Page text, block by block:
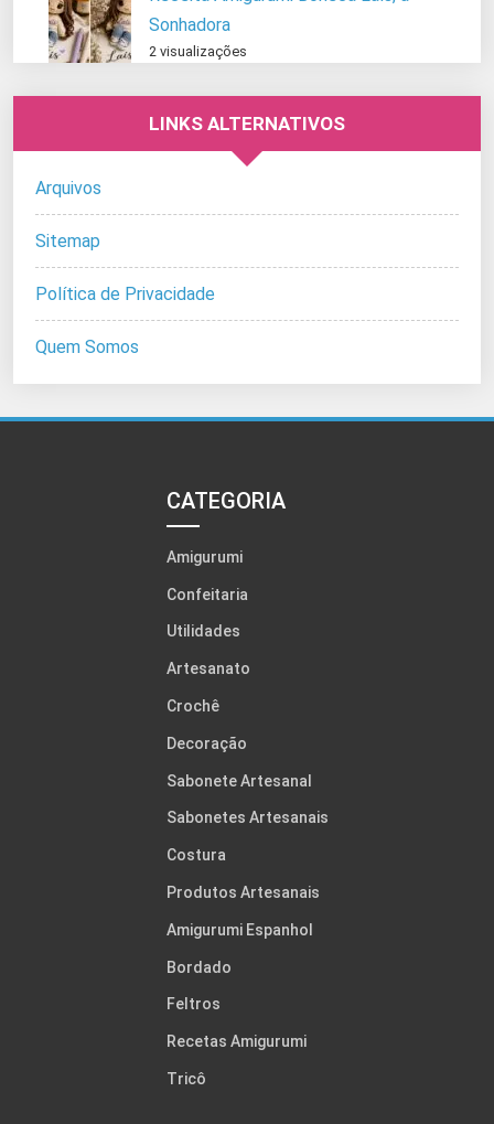
Sonhadora
2 visualizações
LINKS ALTERNATIVOS
Arquivos
Sitemap
Política de Privacidade
Quem Somos
CATEGORIA
Amigurumi
Confeitaria
Utilidades
Artesanato
Crochê
Decoração
Sabonete Artesanal
Sabonetes Artesanais
Costura
Produtos Artesanais
Amigurumi Espanhol
Bordado
Feltros
Recetas Amigurumi
Tricô